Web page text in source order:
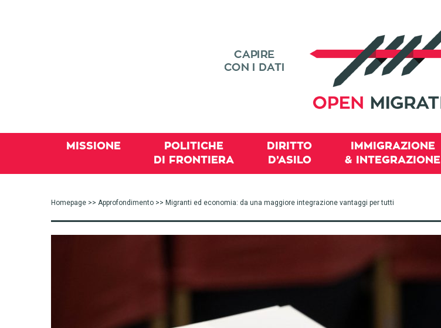
MISSIONE
POLITICHE
DI FRONTIERA
DIRITTO
D’ASILO
IMMIGRAZIONE
& INTEGRAZIONE
Homepage >> Approfondimento >> Migranti ed economia: da una maggiore integrazione vantaggi per tutti